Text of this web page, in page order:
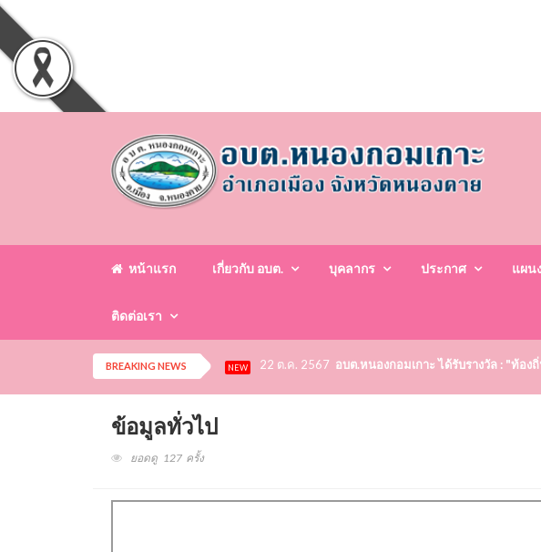
หน้าแรก เกี่ยวกับ อบต. บุคลากร ประกาศ แผน
ติดต่อเรา
BREAKING NEWS NEW 22 ต.ค. 2567 อบต.หนองกอมเกาะ ได้รับรางวัล : "ท้อ
ข้อมูลทั่วไป
ยอดดู 127 ครั้ง